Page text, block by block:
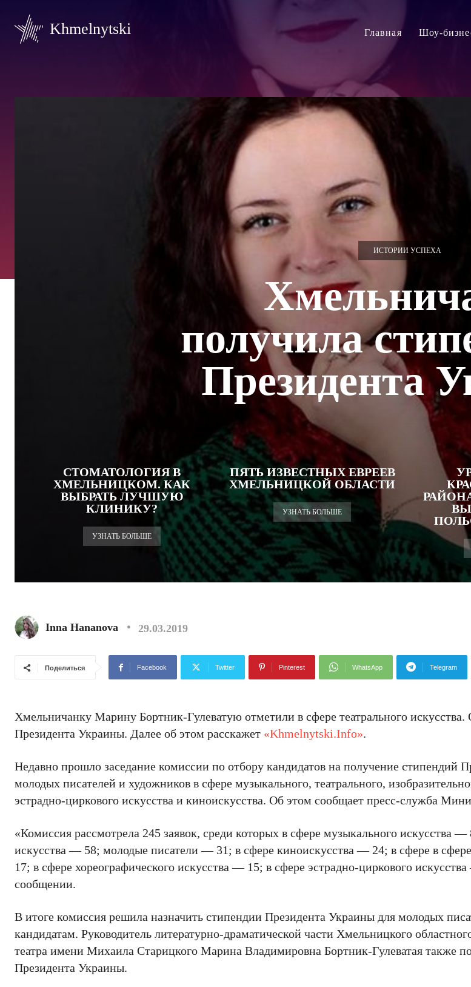
Khmelnytski Главная Шоу-
ИСТОРИИ УСПЕХА
получила
Президента
СТОМАТОЛОГИЯ В
ХМЕЛЬНИЦКОМ. КАК
ВЫБРАТЬ ЛУЧШУЮ
КЛИНИКУ?
УЗНАТЬ БОЛЬШЕ
ПЯТЬ ИЗВЕСТНЫХ ЕВРЕЕВ
ХМЕЛЬНИЦКОЙ ОБЛАСТИ
УЗНАТЬ БОЛЬШЕ
Inna Hananova 29.03.2019
Поделиться Facebook Twitter Pinterest WhatsApp Telegram
Хмельничанку Марину Бортник-Гулеватую отметили в сфере театрального
Президента Украины. Далее об этом расскажет «Khmelnytski.Info».
Недавно прошло заседание комиссии по отбору кандидатов на получение стипендий
молодых писателей и художников в сфере музыкального, театрального,
эстрадно-циркового искусства и киноискусства. Об этом сообщает пресс-служба
«Комиссия рассмотрела 245 заявок, среди которых в сфере музыкального искусства —
искусства — 58; молодые писатели — 31; в сфере киноискусства — 24; в сфере в
17; в сфере хореографического искусства — 15; в сфере эстрадно-циркового
сообщении.
В итоге комиссия решила назначить стипендии Президента Украины для молодых
кандидатам. Руководитель литературно-драматической части Хмельницкого
театра имени Михаила Старицкого Марина Владимировна Бортник-Гулеватая также
Президента Украины.